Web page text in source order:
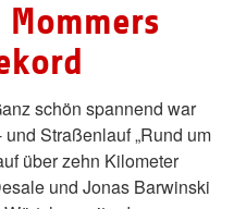
schön spannend war
Straßenlauf „Rund um
über zehn Kilometer
und Jonas Barwinski